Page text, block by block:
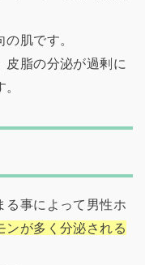
肌です。
皮脂の分泌が過剰に
る事によって男性ホ
ンが多く分泌される